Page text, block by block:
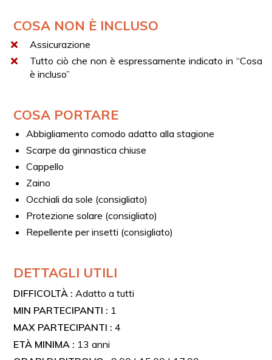
nel punto d’incontro, nei pressi del maneggio.
COSA NON È INCLUSO
Assicurazione
Tutto ciò che non è espressamente indicato in “Cosa
è incluso”
COSA PORTARE
Abbigliamento comodo adatto alla stagione
Scarpe da ginnastica chiuse
Cappello
Zaino
Occhiali da sole (consigliato)
Protezione solare (consigliato)
Repellente per insetti (consigliato)
DETTAGLI UTILI
DIFFICOLTÀ : Adatto a tutti
MIN PARTECIPANTI : 1
MAX PARTECIPANTI :4
ETÀ MINIMA : 13 anni